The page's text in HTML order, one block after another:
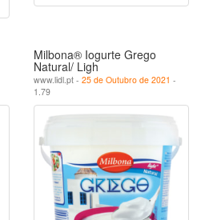
Milbona® Iogurte Grego
Natural/ Ligh
www.lidl.pt - 25 de Outubro de 2021 -
1.79